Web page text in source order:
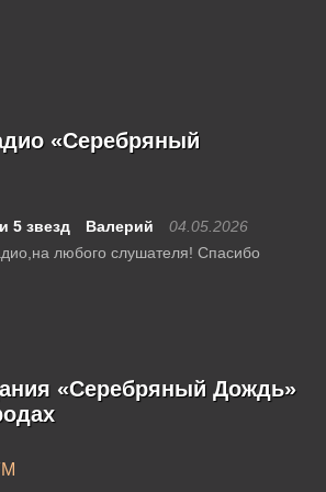
«Серебряный
Валерий
04.05.2026
любого слушателя! Спасибо
«Серебряный Дождь»